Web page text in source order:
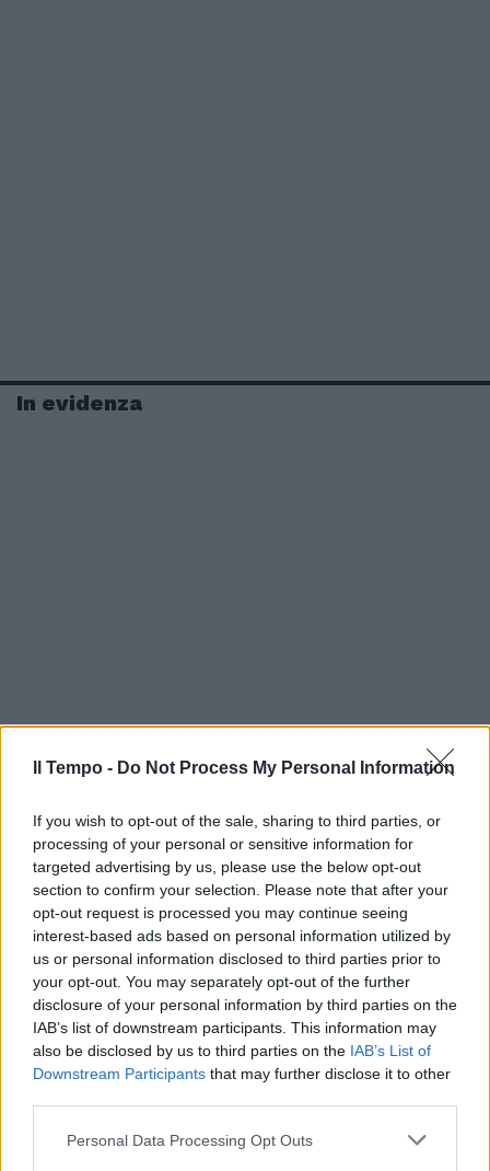
Il Tempo - Do Not Process My Personal Information
If you wish to opt-out of the sale, sharing to third parties, or
processing of your personal or sensitive information for
targeted advertising by us, please use the below opt-out
section to confirm your selection. Please note that after your
opt-out request is processed you may continue seeing
interest-based ads based on personal information utilized by
us or personal information disclosed to third parties prior to
your opt-out. You may separately opt-out of the further
disclosure of your personal information by third parties on the
IAB’s list of downstream participants. This information may
also be disclosed by us to third parties on the IAB’s List of
Downstream Participants that may further disclose it to other
Personal Data Processing Opt Outs
In evidenza